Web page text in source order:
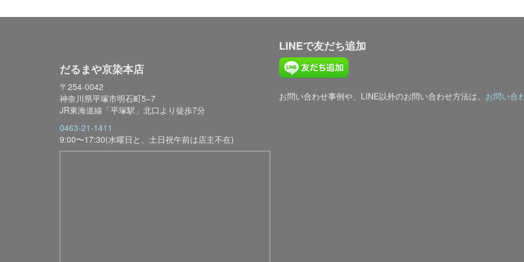
だるまや京染本店
〒254-0042
神奈川県平塚市明石町5−7
JR東海道線「平塚駅」北口より徒歩7分
0463-21-1411
9:00〜17:30(水曜日と、土日祝午前は店主不在)
LINEで友だち追加
お問い合わせ事例や、LINE以外のお問い合わせ方法は、 お問い合